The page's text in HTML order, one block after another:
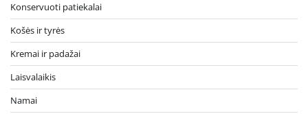
Konservuoti patiekalai
Košės ir tyrės
Kremai ir padažai
Laisvalaikis
Namai